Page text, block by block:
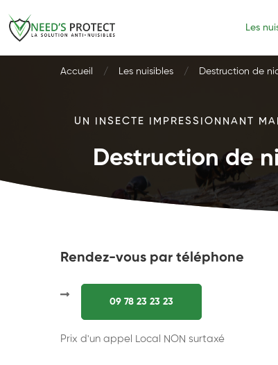
Les
Accueil Les nuisibles Destruction de
UN INSECTE IMPRESSIONNANT
Destruction de
Rendez-vous par téléphone
09 78 23 23 23
Prix d'un appel Local NON surtaxé